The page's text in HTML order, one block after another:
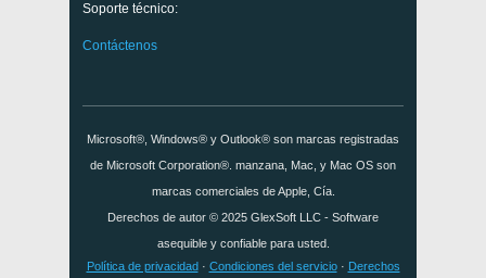
Soporte técnico:
Contáctenos
Microsoft®, Windows® y Outlook® son marcas registradas
de Microsoft Corporation®. manzana, Mac, y Mac OS son
marcas comerciales de Apple, Cía.
Derechos de autor © 2025 GlexSoft LLC - Software
asequible y confiable para usted.
Política de privacidad· Condiciones del servicio· Derechos